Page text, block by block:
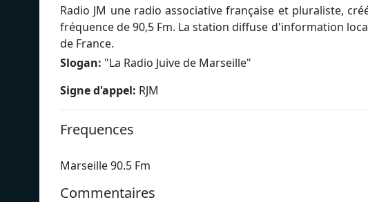
Radio JM une radio associative française et pluraliste,
fréquence de 90,5 Fm. La station diffuse d'information
de France.
Slogan: "La Radio Juive de Marseille"
Signe d'appel: RJM
Frequences
Marseille 90.5 Fm
Commentaires